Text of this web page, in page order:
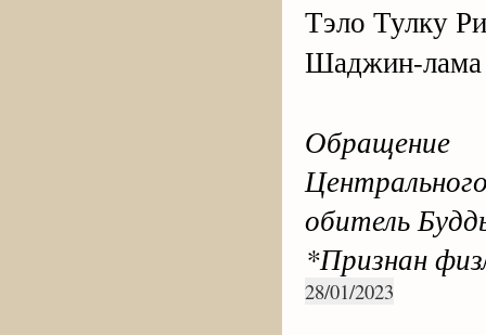
Тэло Тулку
Шаджин-лама
Обращение
обитель
*Признан
28/01/2023